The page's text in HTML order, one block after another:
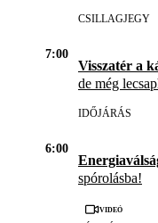
CSILLAGJEGY
7:00
Visszatér a
de még
IDŐJÁRÁS
6:00
spórolásba!
Videó